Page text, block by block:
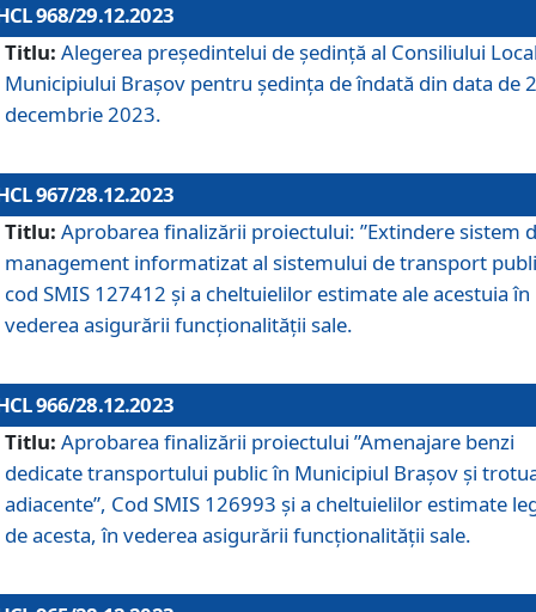
968/29.12.2023
Titlu: Alegerea preşedintelui de şedinţă al Consiliului
Municipiului Braşov pentru ședința de îndată din data de
decembrie 2023.
967/28.12.2023
Titlu: Aprobarea finalizării proiectului: ”Extindere sistem
management informatizat al sistemului de transport
cod SMIS 127412 și a cheltuielilor estimate ale acestuia în
vederea asigurării funcționalității sale.
966/28.12.2023
Titlu: Aprobarea finalizării proiectului ”Amenajare benzi
dedicate transportului public în Municipiul Brașov şi
adiacente”, Cod SMIS 126993 și a cheltuielilor estimate
de acesta, în vederea asigurării funcționalității sale.